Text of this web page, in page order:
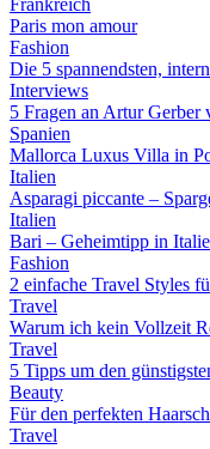
Frankreich
Paris mon amour
Fashion
Die 5 spannendsten,
Interviews
5 Fragen an Artur
Spanien
Mallorca Luxus Villa in
Italien
Asparagi piccante –
Italien
Bari – Geheimtipp in
Fashion
2 einfache Travel Styles
Travel
Warum ich kein Vollzeit
Travel
5 Tipps um den
Beauty
Für den perfekten
Travel